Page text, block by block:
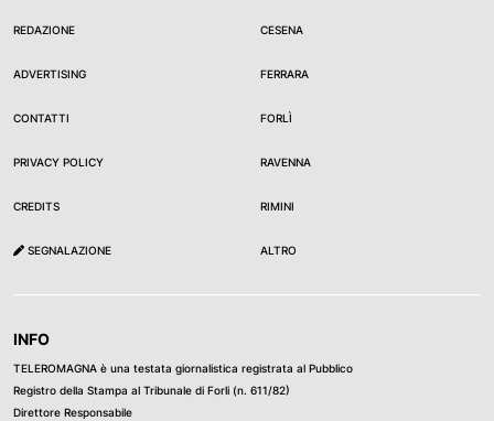
REDAZIONE
ADVERTISING
CONTATTI
PRIVACY POLICY
CREDITS
SEGNALAZIONE
CESENA
FERRARA
FORLÌ
RAVENNA
RIMINI
ALTRO
INFO
TELEROMAGNA è una testata giornalistica registrata al Pubblico
Registro della Stampa al Tribunale di Forli (n. 611/82)
Direttore Responsabile